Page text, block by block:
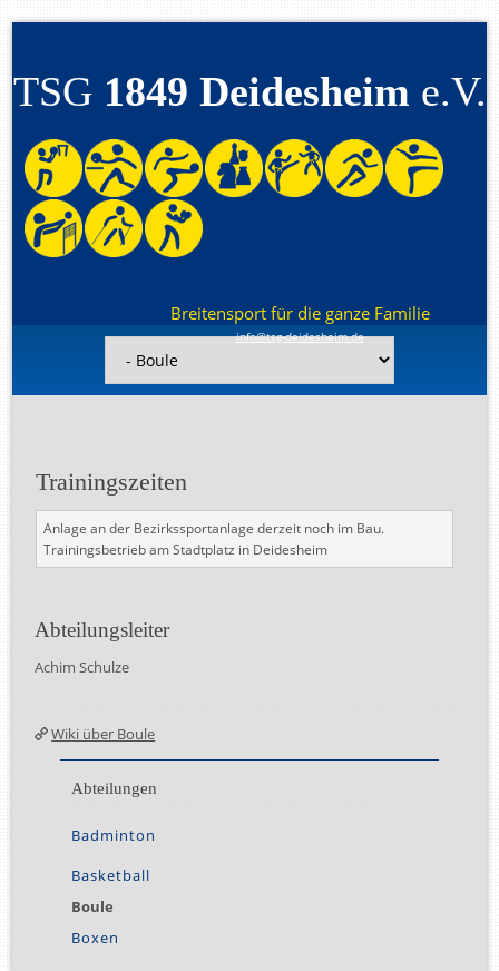
Breitensport für die ganze Familie
info@tsg-deidesheim.de
TSG 1849 Deidesheim e.V.
Navigation
überspringen
Trainingszeiten
Anlage an der Bezirkssportanlage derzeit noch im Bau.
Trainingsbetrieb am Stadtplatz in Deidesheim
Abteilungsleiter
Achim Schulze
Wiki über Boule
Abteilungen
Navigation
Badminton
Basketball
Boule
Boxen